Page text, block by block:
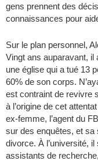
gens prennent des
connaissances pour
Sur le plan personnel,
Vingt ans auparavant, il
une église qui a tué 13
60% de son corps.
est contraint de revivre
à l’origine de cet
ex-femme, l’agent du
sur des enquêtes, et
divorce. À l’université,
assistants de